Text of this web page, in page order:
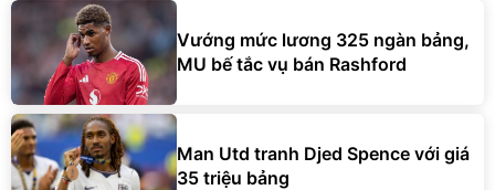
Vướng mức lương 325 ngàn bảng,
MU bế tắc vụ bán Rashford
Man Utd tranh Djed Spence với giá
35 triệu bảng